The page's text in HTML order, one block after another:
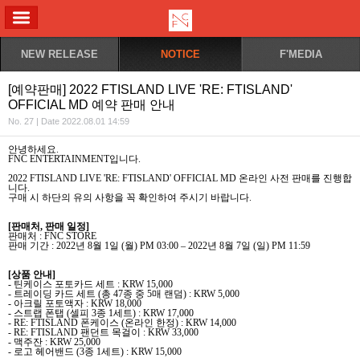
NEW RELEASE NOTICE F'MEDIA
[예약판매] 2022 FTISLAND LIVE 'RE: FTISLAND'
OFFICIAL MD 예약 판매 안내
No. 27 | Date 2022.08.01 14:59
안녕하세요.
FNC ENTERTAINMENT입니다.
2022 FTISLAND LIVE 'RE: FTISLAND' OFFICIAL MD 온라인 사전 판매를 진행합
니다.
구매 시 하단의 유의 사항을 꼭 확인하여 주시기 바랍니다.
[판매처, 판매 일정]
판매처 : FNC STORE
판매 기간 : 2022년 8월 1일 (월) PM 03:00 – 2022년 8월 7일 (일) PM 11:59
[상품 안내]
- 틴케이스 포토카드 세트 : KRW 15,000
- 트레이딩 카드 세트 (총 47종 중 5매 랜덤) : KRW 5,000
- 아크릴 포토액자 : KRW 18,000
- 스트랩 폰탭 (셀피 3종 1세트) : KRW 17,000
- RE: FTISLAND 폰케이스 (온라인 한정) : KRW 14,000
- RE: FTISLAND 팬던트 목걸이
: KRW 33,000
- 맥주잔 : KRW 25,000
- 로고 헤어밴드 (3종 1세트) : KRW 15,000